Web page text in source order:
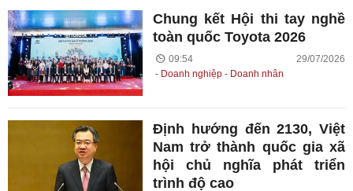
Chung kết Hội thi tay nghề
toàn quốc Toyota 2026
09:54 29/07/2026
Doanh nghiệp - Doanh nhân
Định hướng đến 2130, Việt
Nam trở thành quốc gia xã
hội chủ nghĩa phát triển
trình độ cao